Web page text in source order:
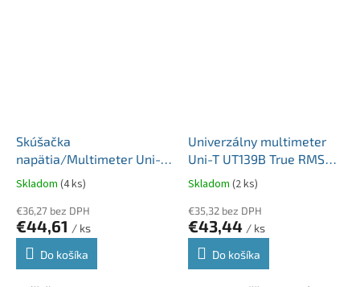
Skúšačka
napätia/Multimeter Uni-T
UT18D od 6 V do 690 V s
presnosťou ±(1,5 % + 5) do
100kΩ MIE0196
Skladom (4 ks)
€36,27 bez DPH
€44,61 / ks
Do košíka
Univerzálny multimeter
Uni-T UT139B True RMS
600V AC/DC MIE0155
Skladom (2 ks)
€35,32 bez DPH
€43,44 / ks
Do košíka